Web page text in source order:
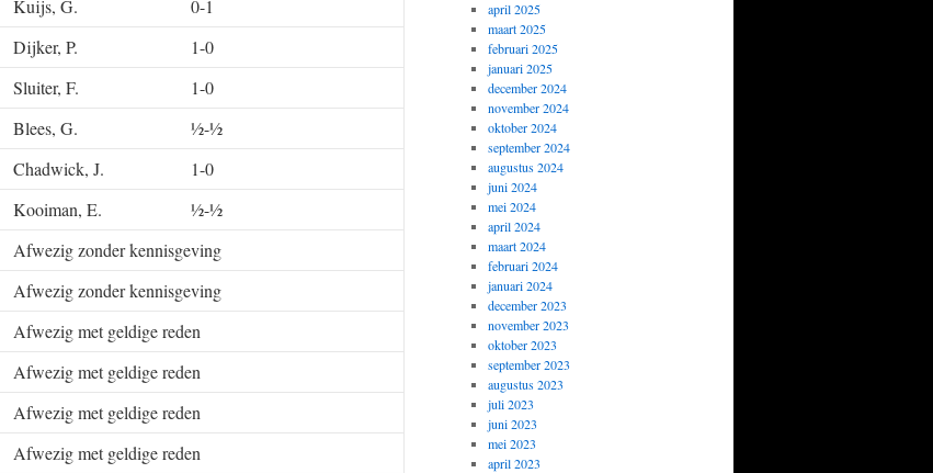
Kuijs, G.
0-1
Dijker, P.
1-0
Sluiter, F.
1-0
Blees, G.
½-½
Chadwick, J.
1-0
Kooiman, E.
½-½
Afwezig zonder kennisgeving
Afwezig zonder kennisgeving
Afwezig met geldige reden
Afwezig met geldige reden
Afwezig met geldige reden
Afwezig met geldige reden
april 2025
maart 2025
februari 2025
januari 2025
december 2024
november 2024
oktober 2024
september 2024
augustus 2024
juni 2024
mei 2024
april 2024
maart 2024
februari 2024
januari 2024
december 2023
november 2023
oktober 2023
september 2023
augustus 2023
juli 2023
juni 2023
mei 2023
april 2023